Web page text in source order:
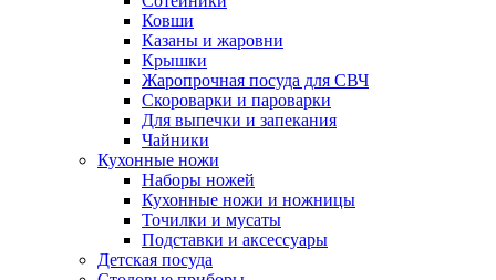
Ковши
Казаны и жаровни
Крышки
Жаропрочная посуда для СВЧ
Скороварки и пароварки
Для выпечки и запекания
Чайники
Кухонные ножи
Наборы ножей
Кухонные ножи и ножницы
Точилки и мусаты
Подставки и аксессуары
Детская посуда